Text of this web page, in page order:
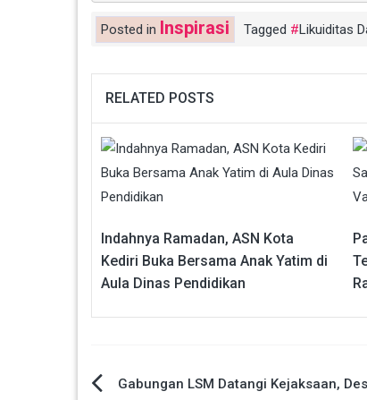
Posted in Inspirasi Tagged Likuiditas
RELATED POSTS
Indahnya Ramadan, ASN Kota
Kediri Buka Bersama Anak Yatim di
Aula Dinas Pendidikan
Navigasi
Gabungan LSM Datangi Kejaksaan,